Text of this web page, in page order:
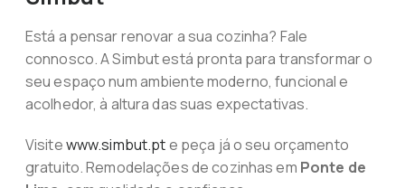
Está a pensar renovar a sua cozinha? Fale
connosco. A Simbut está pronta para transformar o
seu espaço num ambiente moderno, funcional e
acolhedor, à altura das suas expectativas.
Visitewww.simbut.pte peça já o seu orçamento
gratuito. Remodelações de cozinhas em Ponte de